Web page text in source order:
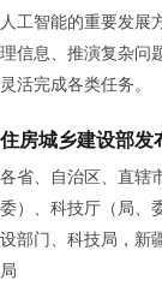
人工智能的重要发展
理信息、推演复杂问
灵活完成各类任务。
住房城乡建设部发
各省、自治区、直辖
委）、科技厅（局、
设部门、科技局，新
局